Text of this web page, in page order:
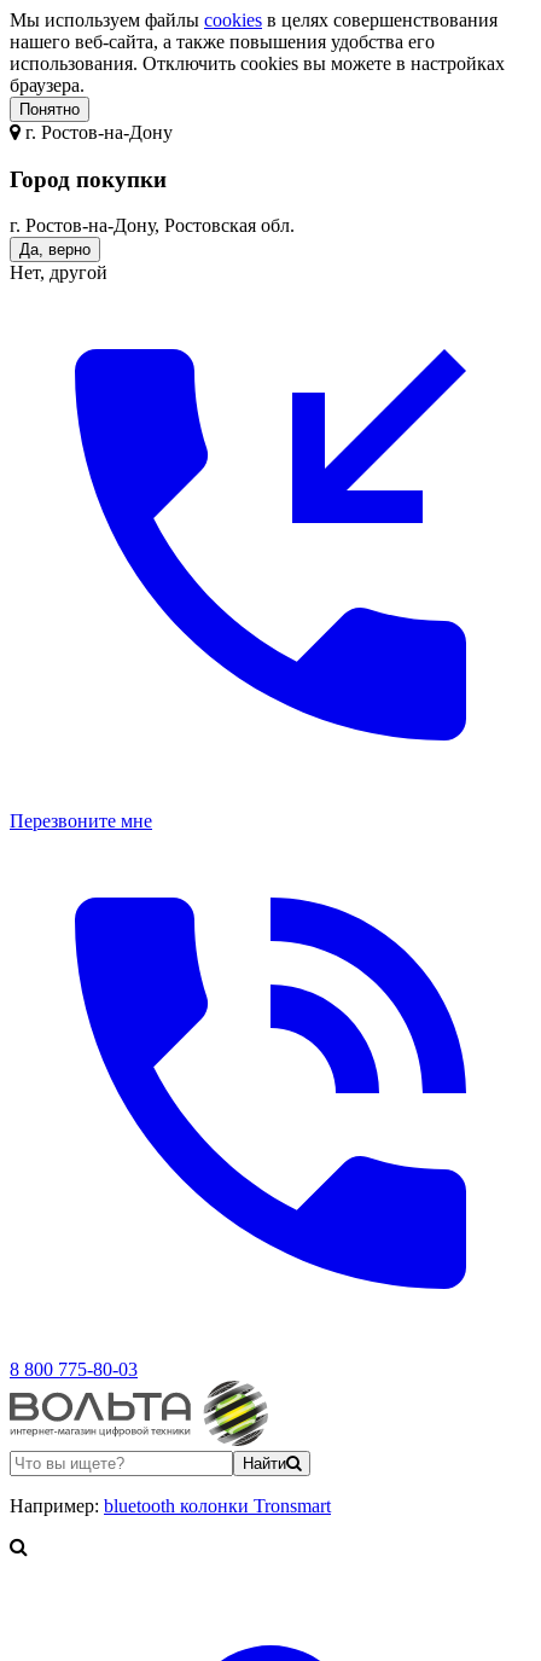
Мы используем файлы cookies в целях совершенствования
нашего веб-сайта, а также повышения удобства его
использования. Отключить cookies вы можете в настройках
браузера.
Понятно
г. Ростов-на-Дону
Город покупки
г. Ростов-на-Дону, Ростовская обл.
Да, верно
Нет, другой
Перезвоните мне
8 800 775-80-03
Найти
Например: bluetooth колонки Tronsmart